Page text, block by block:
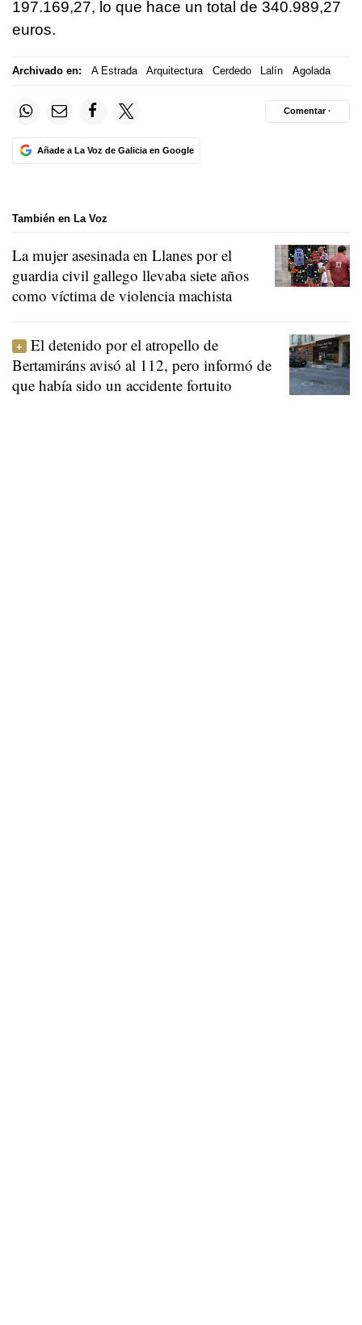
197.169,27, lo que hace un total de 340.989,27
euros.
Archivado en: A Estrada Arquitectura Cerdedo Lalín Agolada
Añade a La Voz de Galicia en Google
Comentar ·
También en La Voz
La mujer asesinada en Llanes por el
guardia civil gallego llevaba siete años
como víctima de violencia machista
El detenido por el atropello de
Bertamiráns avisó al 112, pero informó de
que había sido un accidente fortuito